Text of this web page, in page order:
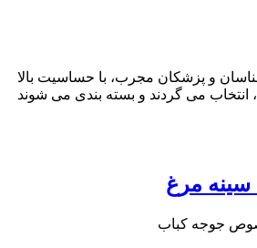
و پزشکان مجرب، با حساسیت بالا
انتخاب می گردند و بسته بندی می شوند
مرغ
جوجه کباب